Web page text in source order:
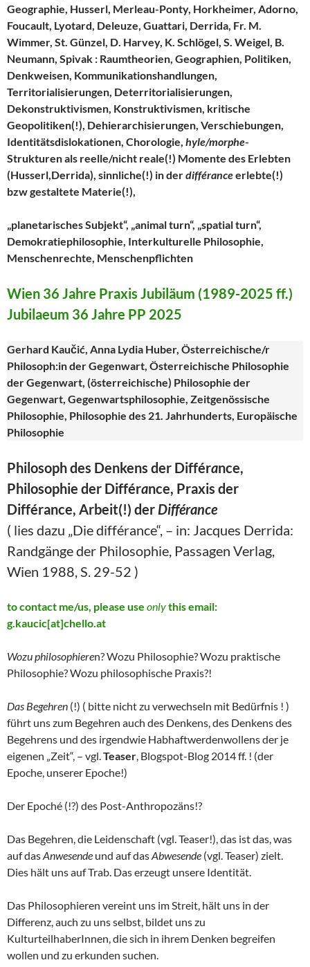
Geographie, Husserl, Merleau-Ponty, Horkheimer, Adorno,
Foucault, Lyotard, Deleuze, Guattari, Derrida, Fr. M.
Wimmer, St. Günzel, D. Harvey, K. Schlögel, S. Weigel, B.
Neumann, Spivak : Raumtheorien, Geographien, Politiken,
Denkweisen, Kommunikationshandlungen,
Territorialisierungen, Deterritorialisierungen,
Dekonstruktivismen, Konstruktivismen, kritische
Geopolitiken(!), Dehierarchisierungen, Verschiebungen,
Identitätsdislokationen, Chorologie, hyle/morphe-
Strukturen als reelle/nicht reale(!) Momente des Erlebten
(Husserl,Derrida), sinnliche(!) in derdifféranceerlebte(!)
bzw gestaltete Materie(!),
„planetarisches Subjekt“, „animal turn“, „spatial turn“,
Demokratiephilosophie, Interkulturelle Philosophie,
Menschenrechte, Menschenpflichten
Wien 36 Jahre Praxis Jubiläum (1989-2025 ff.)
Jubilaeum 36 Jahre PP 2025
Gerhard Kaučić, Anna Lydia Huber, Österreichische/r
Philosoph:in der Gegenwart, Österreichische Philosophie
der Gegenwart, (österreichische) Philosophie der
Gegenwart, Gegenwartsphilosophie, Zeitgenössische
Philosophie, Philosophie des 21. Jahrhunderts, Europäische
Philosophie
Philosoph des Denkens der Différance,
Philosophie der Différance, Praxis der
Différance, Arbeit(!) derDifférance
( lies dazu „Die différance“, – in: Jacques Derrida:
Randgänge der Philosophie, Passagen Verlag,
Wien 1988, S. 29-52 )
to contact me/us, please use onlythis email:
g.kaucic[at]chello.at
Wozu philosophieren? Wozu Philosophie? Wozu praktische
Philosophie? Wozu philosophische Praxis?!
Das Begehren (!) ( bitte nicht zu verwechseln mit Bedürfnis ! )
führt uns zum Begehren auch des Denkens, des Denkens des
Begehrens und des irgendwie Habhaftwerdenwollens der je
eigenen „Zeit“, – vgl.Teaser, Blogspot-Blog 2014 ff. ! (der
Epoche, unserer Epoche!)
Der Epoché (!?) des Post-Anthropozäns!?
Das Begehren, die Leidenschaft (vgl. Teaser!), das ist das, was
auf dasAnwesende und auf dasAbwesende (vgl. Teaser) zielt.
Dies hält uns auf Trab. Das erzeugt unsere Identität.
Das Philosophieren vereint uns im Streit, hält uns in der
Differenz, auch zu uns selbst, bildet uns zu
KulturteilhaberInnen, die sich in ihrem Denken begreifen
wollen und zu erkunden suchen.